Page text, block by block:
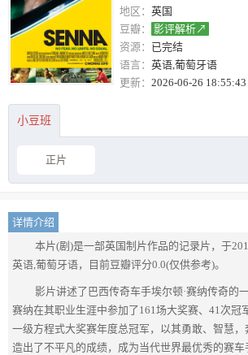
地区： 英国
豆瓣：
影评解析↗
资源： 已完结
语言： 英语,葡萄牙语
更新： 2026-06-26 18:55:43
小豆班
正片
详情介绍
本片(剧)是一部英国制片作品的记录片，于
英语,葡萄牙语，目前豆瓣评分0.0(仅供参考)。
影片讲述了巴西传奇车手埃尔顿·赛纳传奇的
赛纳在其职业生涯中参加了161场大奖赛、41次冠
一级方程式大奖赛年度总冠军，以其勇敢、智慧，
造出了不平凡的成绩，成为当代世界最优秀的赛车